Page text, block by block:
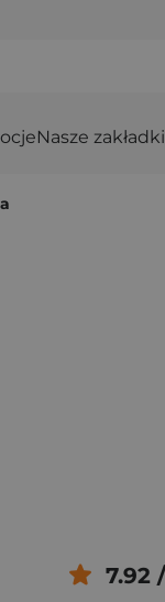
Nasze zakładki
7.92